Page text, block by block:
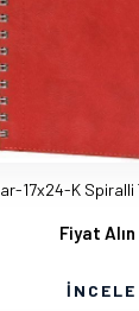
17x24-K
Fiyat Alın
İNCELE